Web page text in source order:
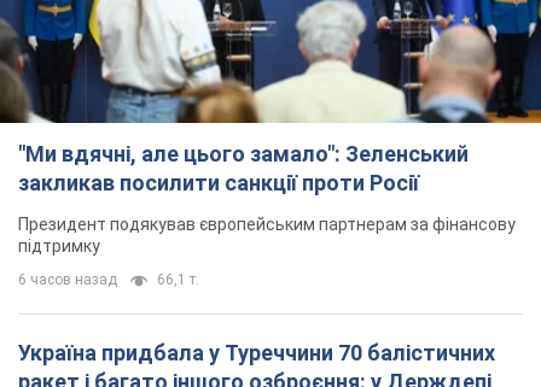
"Ми вдячні, але цього замало": Зеленський
закликав посилити санкції проти Росії
Президент подякував європейським партнерам за фінансову
підтримку
6 часов назад 66,1 т.
Україна придбала у Туреччини 70 балістичних
ракет і багато іншого озброєння: у Держдепі